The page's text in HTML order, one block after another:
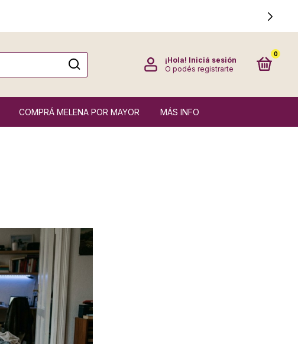
¡Hola! Iniciá sesión
O podés registrarte
0
COMPRÁ MELENA POR MAYOR MÁS INFO